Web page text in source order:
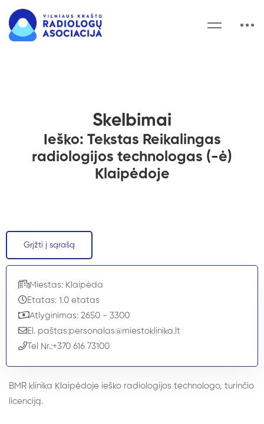
Skelbimai
Ieško: Tekstas Reikalingas
radiologijos technologas (-ė)
Klaipėdoje
Grįžti į sąrašą
Miestas: Klaipėda
Etatas: 1.0 etatas
Atlyginimas: 2650 - 3300
El. paštas:personalas@miestoklinika.lt
Tel Nr.:+370 616 73100
BMR klinika Klaipėdoje ieško radiologijos technologo, turinčio
licenciją.